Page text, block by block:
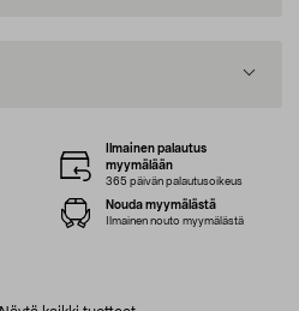
Ilmainen palautus
myymälään
365 päivän palautusoikeus
Nouda myymälästä
Ilmainen nouto myymälästä